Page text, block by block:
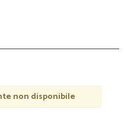
non disponibile